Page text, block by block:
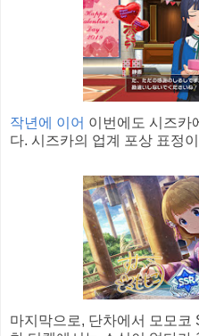
작년에 이어 이번에도 시즈카
다. 시즈카의 업계 포상 표정
마지막으로, 단차에서 모모코